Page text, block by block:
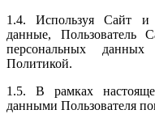
1.4. Используя Сайт и
данные, Пользователь
персональных
Политикой.
1.5. В рамках
данными Пользователя